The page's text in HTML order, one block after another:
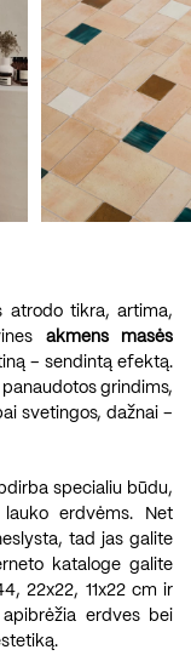
atrodo tikra, artima,
akmens masės
– sendintą efektą.
grindims,
svetingos, dažnai –
specialiu būdu,
erdvėms. Net
tad jas galite
kataloge galite
22x22, 11x22 cm ir
erdves bei